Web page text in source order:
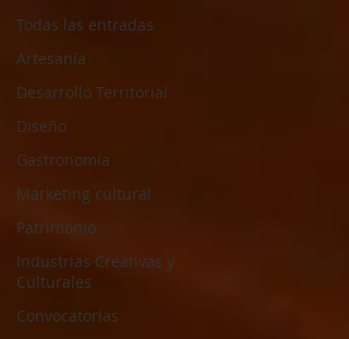
Todas las entradas
Artesanía
Desarrollo Territorial
Diseño
Gastronomía
Marketing cultural
Patrimonio
Industrias Creativas y
Culturales
Convocatorias